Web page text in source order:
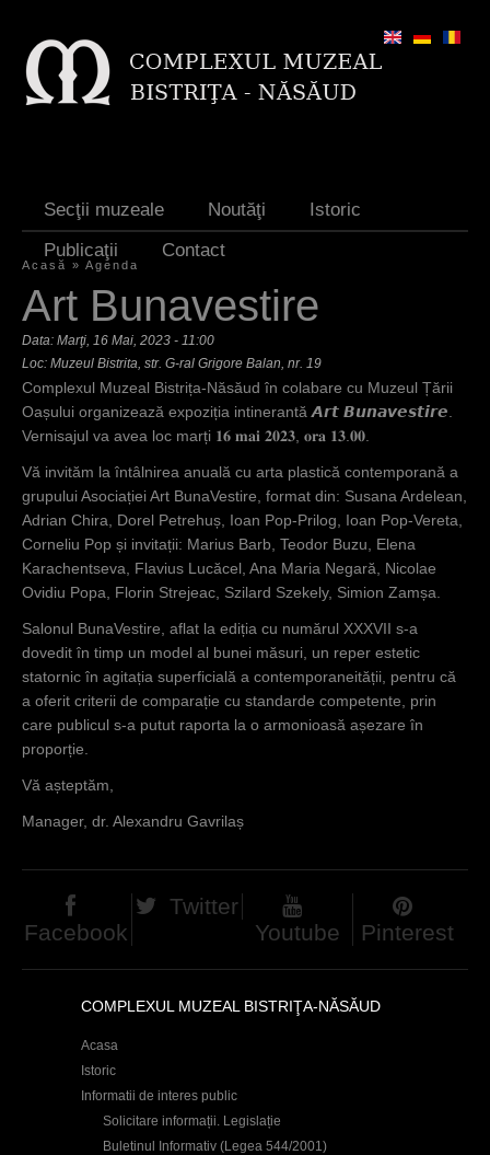
Secţii muzeale Noutăţi
Istoric
Publicaţii
Contact
E
ş
t
i
a
i
c
i
Acasă » Agenda
Art Bunavestire
Data: Marţi, 16 Mai, 2023 - 11:00
Loc: Muzeul Bistrita, str. G-ral Grigore Balan, nr. 19
Complexul Muzeal Bistrița-Năsăud în colabare cu Muzeul Țării
Oașului organizează expoziția intinerantă 𝘼𝙧𝙩 𝘽𝙪𝙣𝙖𝙫𝙚𝙨𝙩𝙞𝙧𝙚.
Vernisajul va avea loc marți 𝟏𝟔 𝐦𝐚𝐢 𝟐𝟎𝟐𝟑, 𝐨𝐫𝐚 𝟏𝟑.𝟎𝟎.
Vă invităm la întâlnirea anuală cu arta plastică contemporană a
grupului Asociației Art BunaVestire, format din: Susana Ardelean,
Adrian Chira, Dorel Petrehuș, Ioan Pop-Prilog, Ioan Pop-Vereta,
Corneliu Pop și invitații: Marius Barb, Teodor Buzu, Elena
Karachentseva, Flavius Lucăcel, Ana Maria Negară, Nicolae
Ovidiu Popa, Florin Strejeac, Szilard Szekely, Simion Zamșa.
Salonul BunaVestire, aflat la ediția cu numărul XXXVII s-a
dovedit în timp un model al bunei măsuri, un reper estetic
statornic în agitația superficială a contemporaneității, pentru că
a oferit criterii de comparație cu standarde competente, prin
care publicul s-a putut raporta la o armonioasă așezare în
proporție.
Vă așteptăm,
Manager, dr. Alexandru Gavrilaș
Facebook
Twitter
Youtube
Pinterest
COMPLEXUL MUZEAL BISTRIŢA-NĂSĂUD
Acasa
Istoric
Informatii de interes public
Solicitare informații. Legislație
Buletinul Informativ (Legea 544/2001)